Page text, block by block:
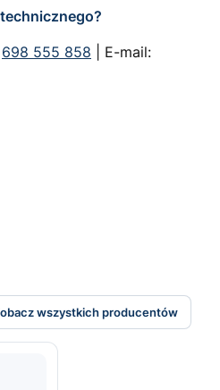
698 555 858
E-mail:
wszystkich producentów